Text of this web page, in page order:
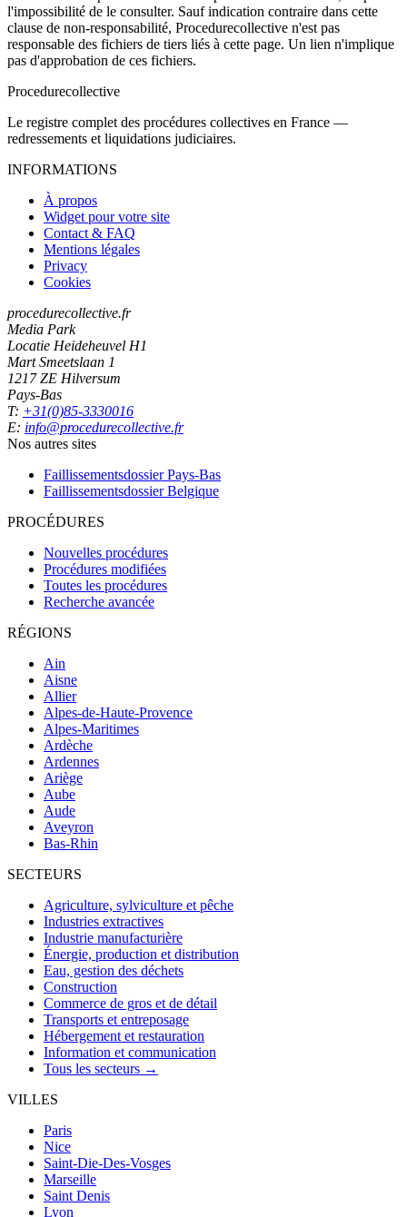
l'impossibilité de le consulter. Sauf indication contraire dans cette
clause de non-responsabilité, Procedurecollective n'est pas
responsable des fichiers de tiers liés à cette page. Un lien n'implique
pas d'approbation de ces fichiers.
Procedurecollective
Le registre complet des procédures collectives en France —
redressements et liquidations judiciaires.
INFORMATIONS
À propos
Widget pour votre site
Contact & FAQ
Mentions légales
Privacy
Cookies
procedurecollective.fr
Media Park
Locatie Heideheuvel H1
Mart Smeetslaan 1
1217 ZE Hilversum
Pays-Bas
T: +31(0)85-3330016
E: info@procedurecollective.fr
Nos autres sites
Faillissementsdossier Pays-Bas
Faillissementsdossier Belgique
PROCÉDURES
Nouvelles procédures
Procédures modifiées
Toutes les procédures
Recherche avancée
RÉGIONS
Ain
Aisne
Allier
Alpes-de-Haute-Provence
Alpes-Maritimes
Ardèche
Ardennes
Ariège
Aube
Aude
Aveyron
Bas-Rhin
SECTEURS
Agriculture, sylviculture et pêche
Industries extractives
Industrie manufacturière
Énergie, production et distribution
Eau, gestion des déchets
Construction
Commerce de gros et de détail
Transports et entreposage
Hébergement et restauration
Information et communication
Tous les secteurs →
VILLES
Paris
Nice
Saint-Die-Des-Vosges
Marseille
Saint Denis
Lyon